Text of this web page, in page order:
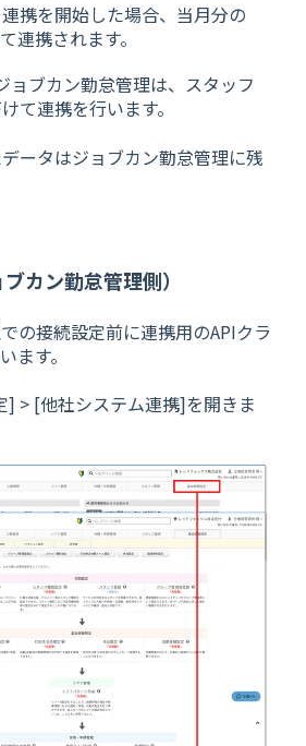
携を開始した場合、当月分の
連携されます。
ョブカン勤怠管理は、スタッフ
て連携を行います。
ータはジョブカン勤怠管理に残
カン勤怠管理側）
の接続設定前に連携用のAPIクラ
ます。
] > [他社システム連携]を開きま